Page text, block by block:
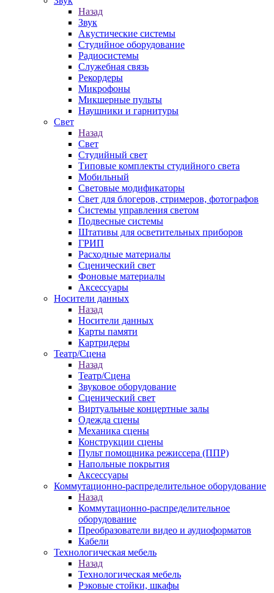
Назад
Звук
Акустические системы
Студийное оборудование
Радиосистемы
Служебная связь
Рекордеры
Микрофоны
Микшерные пульты
Наушники и гарнитуры
Свет
Назад
Свет
Студийный свет
Типовые комплекты студийного света
Мобильный
Световые модификаторы
Свет для блогеров, стримеров, фотографов
Системы управления светом
Подвесные системы
Штативы для осветительных приборов
ГРИП
Расходные материалы
Сценический свет
Фоновые материалы
Аксессуары
Носители данных
Назад
Носители данных
Карты памяти
Картридеры
Театр/Сцена
Назад
Театр/Сцена
Звуковое оборудование
Сценический свет
Виртуальные концертные залы
Одежда сцены
Механика сцены
Конструкции сцены
Пульт помощника режиссера (ППР)
Напольные покрытия
Аксессуары
Коммутационно-распределительное оборудование
Назад
Коммутационно-распределительное
оборудование
Преобразователи видео и аудиоформатов
Кабели
Технологическая мебель
Назад
Технологическая мебель
Рэковые стойки, шкафы